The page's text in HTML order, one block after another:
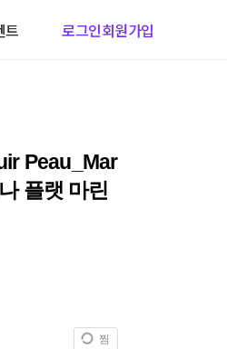
트 로그인회원가입
Peau_Mar
플랫 마린
찜